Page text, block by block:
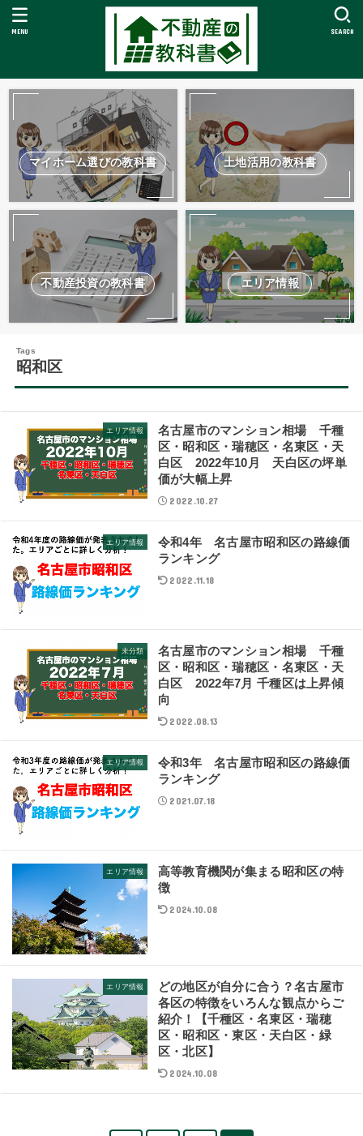
SEARCH
MENU
マイホーム選びの教科書 土地活用の教科書
不動産投資の教科書 エリア情報
昭和区
エリア情報
名古屋市のマンション相場 千種
区・昭和区・瑞穂区・名東区・天
白区 2022年10月 天白区の坪単
価が大幅上昇
2022.10.27
エリア情報
令和4年 名古屋市昭和区の路線価
ランキング
2022.11.18
未分類
名古屋市のマンション相場 千種
区・昭和区・瑞穂区・名東区・天
白区 2022年7月 千種区は上昇傾
向
2022.08.13
エリア情報
令和3年 名古屋市昭和区の路線価
ランキング
2021.07.18
エリア情報
高等教育機関が集まる昭和区の特
徴
2024.10.08
エリア情報
どの地区が自分に合う？名古屋市
各区の特徴をいろんな観点からご
紹介！【千種区・名東区・瑞穂
区・昭和区・東区・天白区・緑
区・北区】
2024.10.08